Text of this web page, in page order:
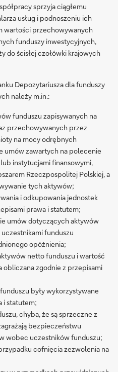
sprzyja ciągłemu
usług i podnoszeniu ich
wartości przechowywanych
funduszy inwestycyjnych,
do ścisłej czołówki krajowych
Depozytariusza dla funduszy
należy m.in.:
funduszu zapisywanych na
przechowywanych przez
na mocy odrębnych
umów zawartych na polecenie
instytucjami finansowymi,
Rzeczpospolitej Polskiej, a
tych aktywów;
i odkupowania jednostek
prawa i statutem;
umów dotyczących aktywów
funduszu
opóźnienia;
netto funduszu i wartość
obliczana zgodnie z przepisami
były wykorzystywane
i statutem;
chyba, że są sprzeczne z
bezpieczeństwu
wobec uczestników funduszu;
cofnięcia zezwolenia na